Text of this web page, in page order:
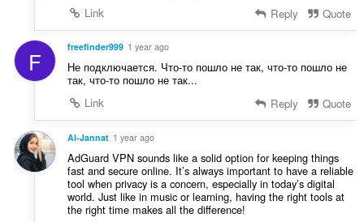
Link
Reply Quote
F freefinder999 1 year ago
Не подключается. Что-то пошло не так, что-то пошло не
так, что-то пошло не так...
Link
Reply Quote
Al-Jannat 1 year ago
AdGuard VPN sounds like a solid option for keeping things
fast and secure online. It’s always important to have a reliable
tool when privacy is a concern, especially in today’s digital
world. Just like in music or learning, having the right tools at
the right time makes all the difference!